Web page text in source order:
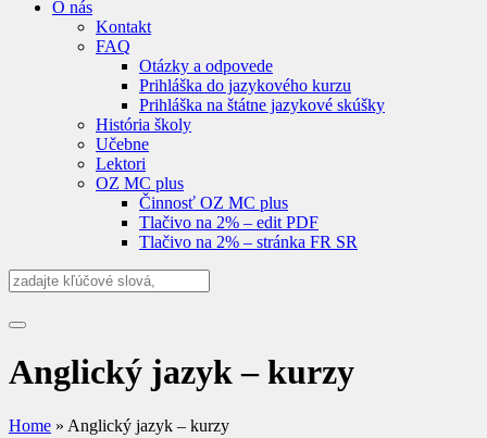
O nás
Kontakt
FAQ
Otázky a odpovede
Prihláška do jazykového kurzu
Prihláška na štátne jazykové skúšky
História školy
Učebne
Lektori
OZ MC plus
Činnosť OZ MC plus
Tlačivo na 2% – edit PDF
Tlačivo na 2% – stránka FR SR
Anglický jazyk – kurzy
Home » Anglický jazyk – kurzy